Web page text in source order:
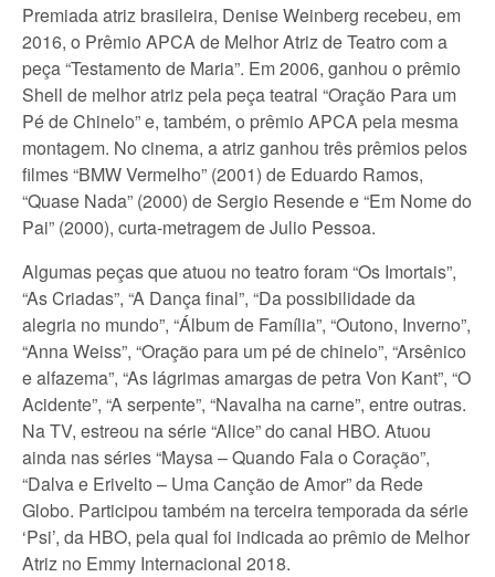
Premiada atriz brasileira, Denise Weinberg recebeu, em
2016, o Prêmio APCA de Melhor Atriz de Teatro com a
peça “Testamento de Maria”. Em 2006, ganhou o prêmio
Shell de melhor atriz pela peça teatral “Oração Para um
Pé de Chinelo” e, também, o prêmio APCA pela mesma
montagem. No cinema, a atriz ganhou três prêmios pelos
filmes “BMW Vermelho” (2001) de Eduardo Ramos,
“Quase Nada” (2000) de Sergio Resende e “Em Nome do
Pai” (2000), curta-metragem de Julio Pessoa.
Algumas peças que atuou no teatro foram “Os Imortais”,
“As Criadas”, “A Dança final”, “Da possibilidade da
alegria no mundo”, “Álbum de Família”, “Outono, Inverno”,
“Anna Weiss”, “Oração para um pé de chinelo”, “Arsênico
e alfazema”, “As lágrimas amargas de petra Von Kant”, “O
Acidente”, “A serpente”, “Navalha na carne”, entre outras.
Na TV, estreou na série “Alice” do canal HBO. Atuou
ainda nas séries “Maysa – Quando Fala o Coração”,
“Dalva e Erivelto – Uma Canção de Amor” da Rede
Globo. Participou também na terceira temporada da série
‘Psi’, da HBO, pela qual foi indicada ao prêmio de Melhor
Atriz no Emmy Internacional 2018.